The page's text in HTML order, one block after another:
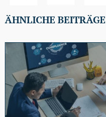
ÄHNLICHE BEITRÄGE